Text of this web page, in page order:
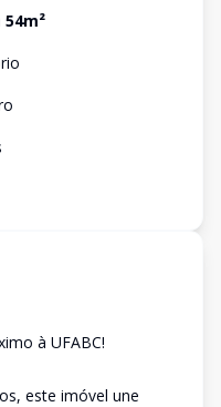
54m²
à UFABC!
este imóvel une